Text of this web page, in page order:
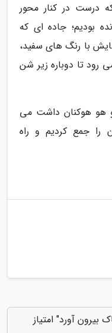
درست در کنار محور
بودیم؛ جاده ای که
با رنگ های سفید،
رود تا دوباره زیر شن
و هو هوکنان داشت می
را جمع کردیم و راه
بیرون آورد" امتیاز